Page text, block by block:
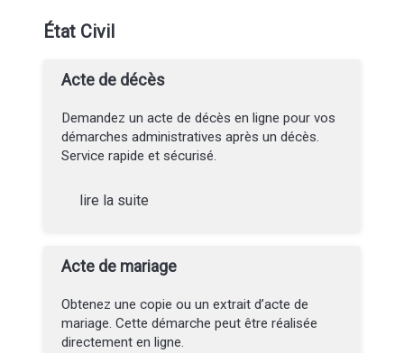
État Civil
Acte de décès
Demandez un acte de décès en ligne pour vos
démarches administratives après un décès.
Service rapide et sécurisé.
lire la suite
Acte de mariage
Obtenez une copie ou un extrait d’acte de
mariage. Cette démarche peut être réalisée
directement en ligne.